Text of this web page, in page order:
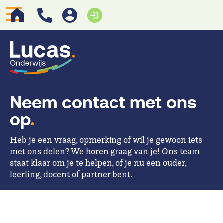
Neem contact met ons
op.
Heb je een vraag, opmerking of wil je gewoon iets
met ons delen? We horen graag van je! Ons team
staat klaar om je te helpen, of je nu een ouder,
leerling, docent of partner bent.